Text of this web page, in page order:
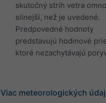
skutočný strih vetra
silnejší, než je uvedené.
Predpovedné hodnoty
predstavujú hodinové
ktoré nezachytávajú
Viac meteorologických